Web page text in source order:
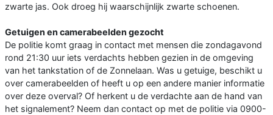
zwarte jas. Ook droeg hij waarschijnlijk zwarte schoenen.
Getuigen en camerabeelden gezocht
De politie komt graag in contact met mensen die zondagavond
rond 21:30 uur iets verdachts hebben gezien in de omgeving
van het tankstation of de Zonnelaan. Was u getuige, beschikt u
over camerabeelden of heeft u op een andere manier informatie
over deze overval? Of herkent u de verdachte aan de hand van
het signalement? Neem dan contact op met de politie via 0900-